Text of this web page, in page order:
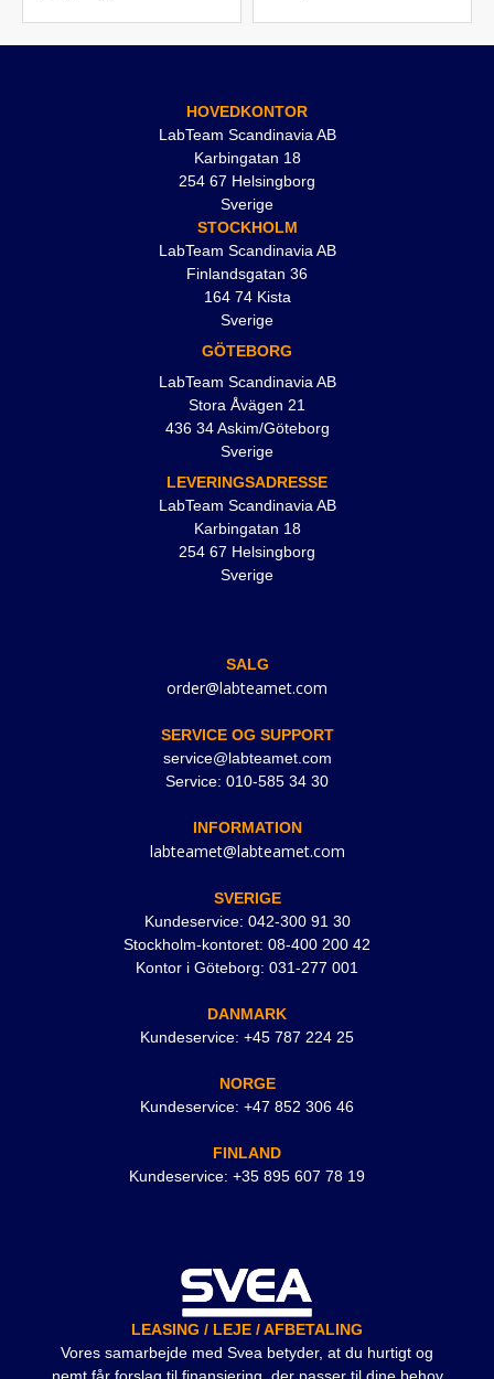
HOVEDKONTOR
LabTeam Scandinavia AB
Karbingatan 18
254 67 Helsingborg
Sverige
STOCKHOLM
LabTeam Scandinavia AB
Finlandsgatan 36
164 74 Kista
Sverige
GÖTEBORG
LabTeam Scandinavia AB
Stora Åvägen 21
436 34 Askim/Göteborg
Sverige
LEVERINGSADRESSE
LabTeam Scandinavia AB
Karbingatan 18
254 67 Helsingborg
Sverige
SALG
order@labteamet.com
SERVICE OG SUPPORT
service@labteamet.com
Service: 010-585 34 30
INFORMATION
labteamet@labteamet.com
SVERIGE
Kundeservice: 042-300 91 30
Stockholm-kontoret: 08-400 200 42
Kontor i Göteborg: 031-277 001
DANMARK
Kundeservice: +45 787 224 25
NORGE
Kundeservice: +47 852 306 46
FINLAND
Kundeservice: +35 895 607 78 19
LEASING / LEJE / AFBETALING
Vores samarbejde med Svea betyder, at du hurtigt og